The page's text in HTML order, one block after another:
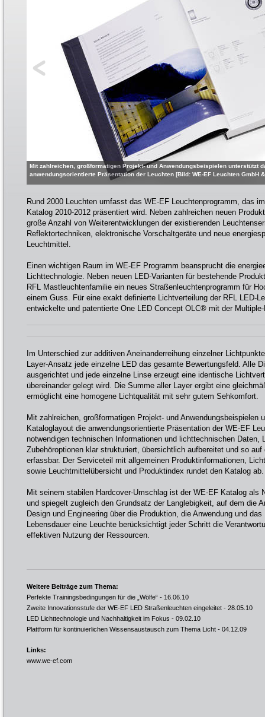
Mit zahlreichen, großformatigen Projekt- und Anwendungsbeispielen unterstützt
anwendungsorientierte Präsentation der Leuchten [Bild: WE-EF Leuchten GmbH
Rund 2000 Leuchten umfasst das WE-EF Leuchtenprogramm, das
Katalog 2010-2012 präsentiert wird. Neben zahlreichen neuen
große Anzahl von Weiterentwicklungen der existierenden
Reflektortechniken, elektronische Vorschaltgeräte und neue
Leuchtmittel.
Einen wichtigen Raum im WE-EF Programm beansprucht die
Lichttechnologie. Neben neuen LED-Varianten für bestehende
RFL Mastleuchtenfamilie ein neues Straßenleuchtenprogramm für
einem Guss. Für eine exakt definierte Lichtverteilung der RFL LED-
entwickelte und patentierte One LED Concept OLC® mit der
Im Unterschied zur additiven Aneinanderreihung einzelner
Layer-Ansatz jede einzelne LED das gesamte Bewertungsfeld. Alle
ausgerichtet und jede einzelne Linse erzeugt eine identische
übereinander gelegt wird. Die Summe aller Layer ergibt eine
ermöglicht eine homogene Lichtqualität mit sehr gutem Sehkomfort.
Mit zahlreichen, großformatigen Projekt- und Anwendungsbeispielen
Kataloglayout die anwendungsorientierte Präsentation der WE-EF
notwendigen technischen Informationen und lichttechnischen Daten,
Zubehöroptionen klar strukturiert, übersichtlich aufbereitet und so
erfassbar. Der Serviceteil mit allgemeinen Produktinformationen,
sowie Leuchtmittelübersicht und Produktindex rundet den Katalog ab.
Mit seinem stabilen Hardcover-Umschlag ist der WE-EF Katalog als
und spiegelt zugleich den Grundsatz der Langlebigkeit, auf dem die
Design und Engineering über die Produktion, die Anwendung und
Lebensdauer eine Leuchte berücksichtigt jeder Schritt die
effektiven Nutzung der Ressourcen.
Weitere Beiträge zum Thema:
Perfekte Trainingsbedingungen für die „Wölfe“ - 16.06.10
Zweite Innovationsstufe der WE-EF LED Straßenleuchten eingeleitet - 28.05.10
LED Lichttechnologie und Nachhaltigkeit im Fokus - 09.02.10
Plattform für kontinuierlichen Wissensaustausch zum Thema Licht - 04.12.09
Links:
www.we-ef.com